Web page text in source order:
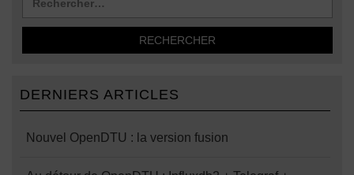
DERNIERS ARTICLES
Nouvel OpenDTU : la version fusion